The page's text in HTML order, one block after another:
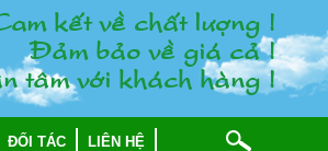
keát veà chaát löôïng !
Ñaûm baûo veà giaù caû !
taâm vôùi khaùch haøng !
ĐỐI TÁC LIÊN HỆ